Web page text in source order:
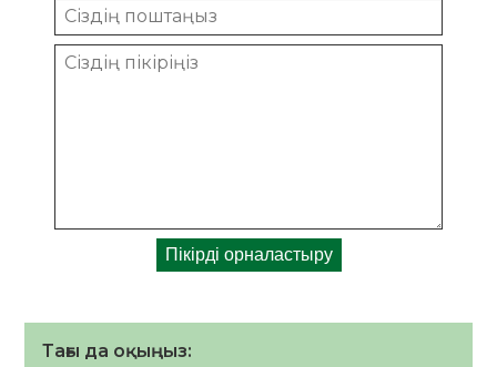
Тағы да оқыңыз: